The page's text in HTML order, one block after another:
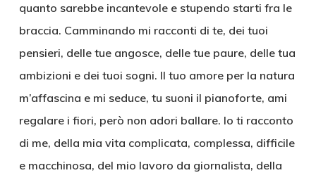
quanto sarebbe incantevole e stupendo starti fra le
braccia. Camminando mi racconti di te, dei tuoi
pensieri, delle tue angosce, delle tue paure, delle tua
ambizioni e dei tuoi sogni. Il tuo amore per la natura
m’affascina e mi seduce, tu suoni il pianoforte, ami
regalare i fiori, però non adori ballare. Io ti racconto
di me, della mia vita complicata, complessa, difficile
e macchinosa, del mio lavoro da giornalista, della